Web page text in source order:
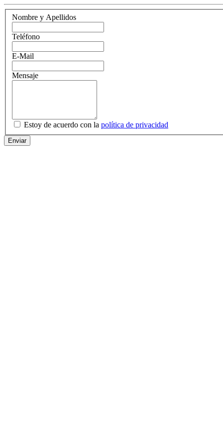
Nombre y Apellidos
Teléfono
E-Mail
Mensaje
Estoy de acuerdo con la política de privacidad